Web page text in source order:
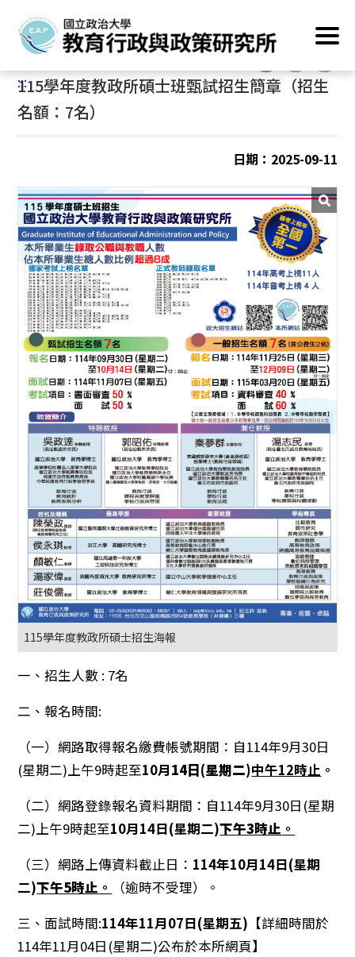
到
要
內
容
首頁 /最新消息
:::
115學年度教政所碩士班甄試招生簡章（招生
名額：7名）
日期：2025-09-11
115學年度教政所碩士招生海報
一、招生人數 : 7名
二、報名時間:
（一）網路取得報名繳費帳號期間：自114年9月30日
(星期二)上午9時起至10月14日(星期二)中午12時止 。
（二）網路登錄報名資料期間：自114年9月30日(星期
二)上午9時起至10月14日(星期二)下午3時止 。
（三）網路上傳資料截止日： 114年10月14日(星期
二)下午5時止 。
（逾時不受理）。
三、面試時間:114年11月07日(星期五) 【詳細時間於
114年11月04日(星期二)公布於本所網頁】